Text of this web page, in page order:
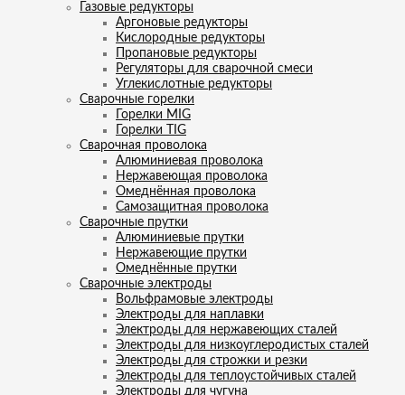
Газовые редукторы
Аргоновые редукторы
Кислородные редукторы
Пропановые редукторы
Регуляторы для сварочной смеси
Углекислотные редукторы
Сварочные горелки
Горелки MIG
Горелки TIG
Сварочная проволока
Алюминиевая проволока
Нержавеющая проволока
Омеднённая проволока
Самозащитная проволока
Сварочные прутки
Алюминиевые прутки
Нержавеющие прутки
Омеднённые прутки
Сварочные электроды
Вольфрамовые электроды
Электроды для наплавки
Электроды для нержавеющих сталей
Электроды для низкоуглеродистых сталей
Электроды для строжки и резки
Электроды для теплоустойчивых сталей
Электроды для чугуна